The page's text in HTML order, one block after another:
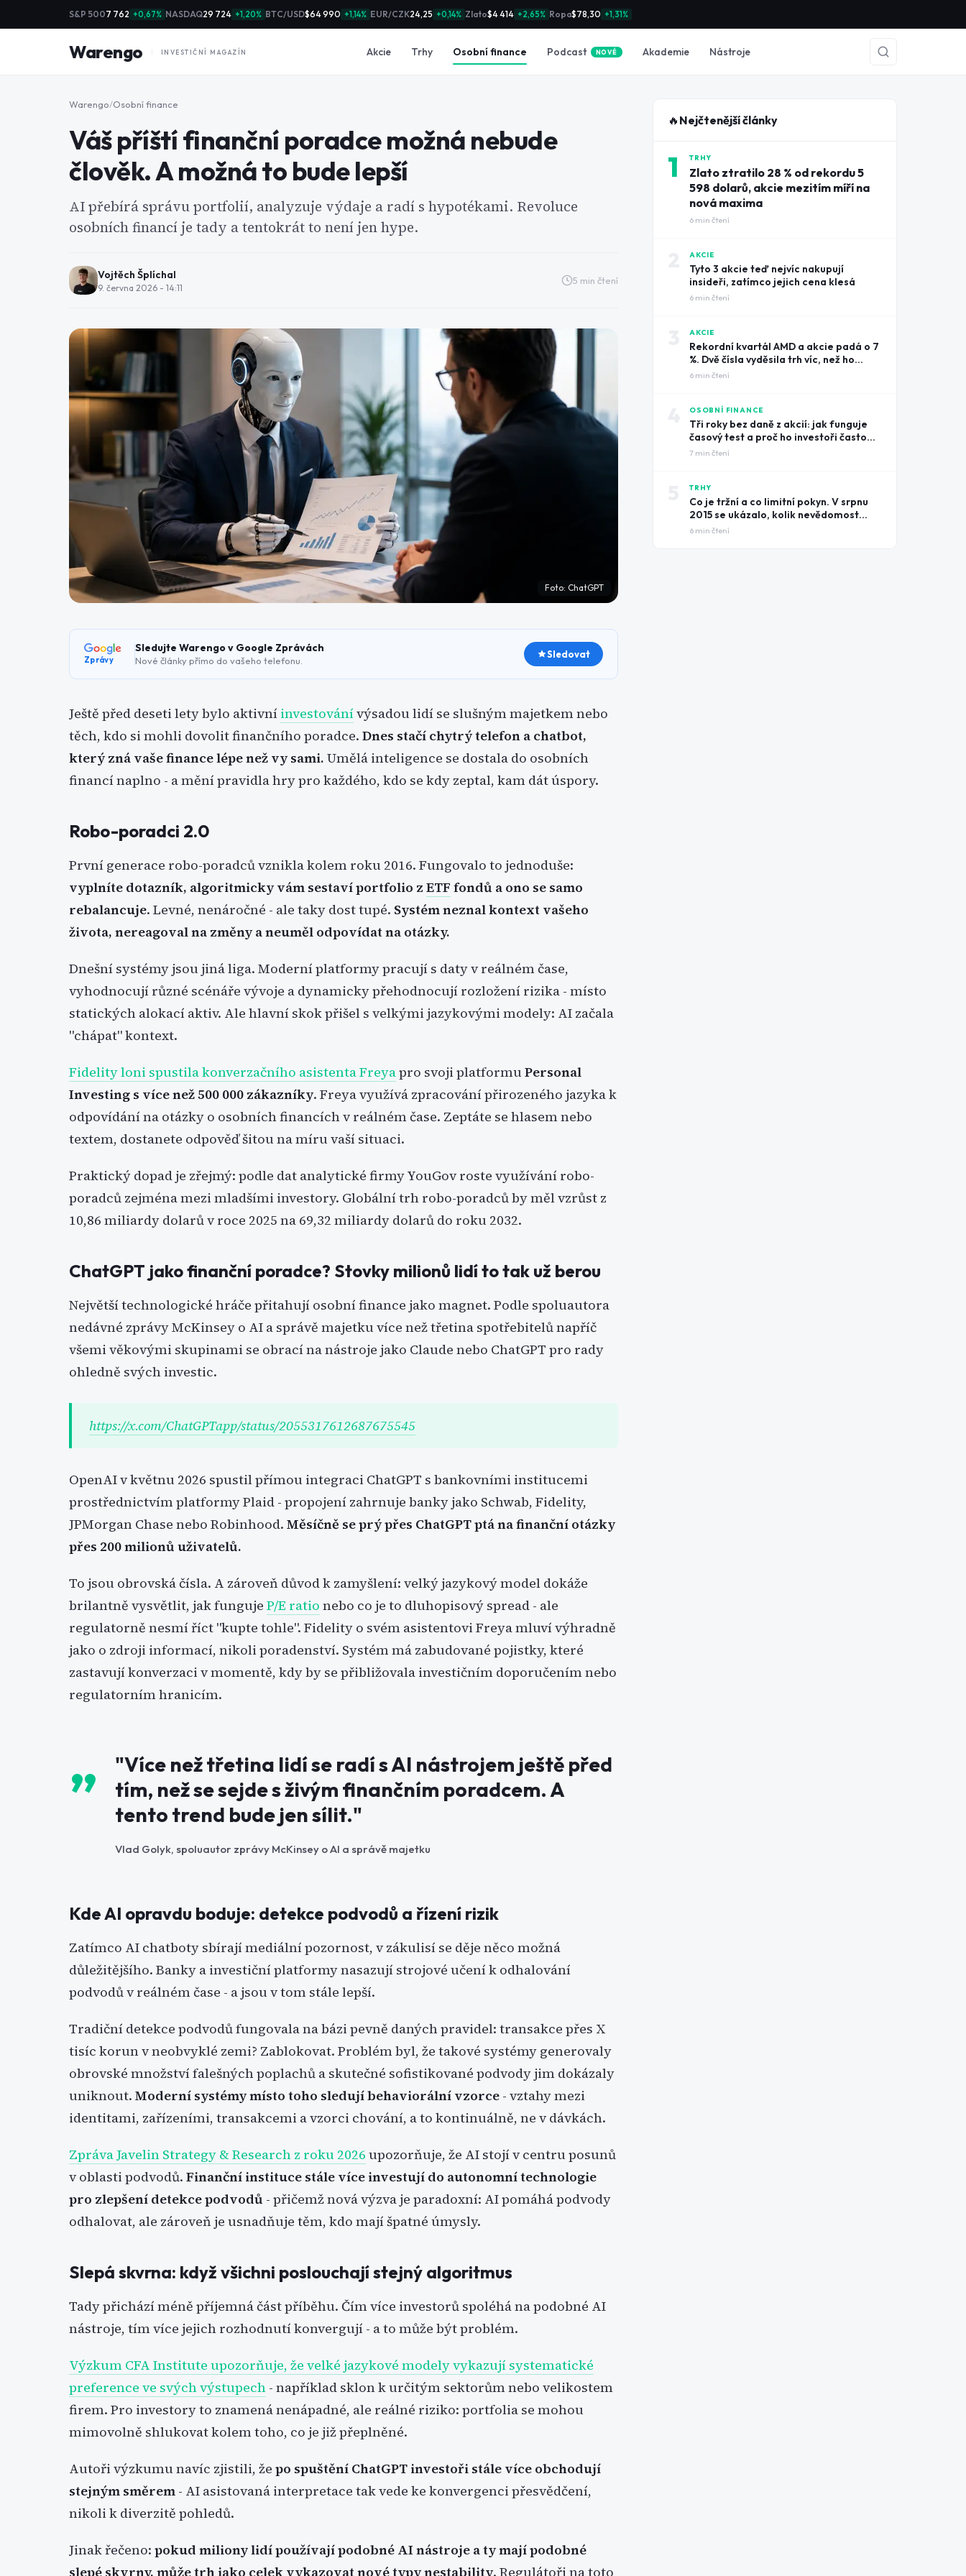
S&P 5007 762 +0,67% NASDAQ29 724 +1,20% BTC/USD$64 990 +1,14% EUR/CZK24,25 +0,14% Zlato$4 414 +2,65% Ropa$78,30 +1,31%
Warengo INVESTIČNÍ MAGAZÍN Akcie Trhy Osobní finance Podcast NOVÉ Akademie Nástroje
Warengo/Osobní finance
Váš příští finanční poradce možná nebude
člověk. A možná to bude lepší
AI přebírá správu portfolií, analyzuje výdaje a radí s hypotékami. Revoluce
osobních financí je tady a tentokrát to není jen hype.
Vojtěch Šplíchal
9. června 2026 - 14:11
5 min čtení
Foto: ChatGPT
Zprávy
Sledujte Warengo v Google Zprávách
Nové články přímo do vašeho telefonu.
Sledovat
Ještě před deseti lety bylo aktivní investovánívýsadou lidí se slušným majetkem nebo
těch, kdo si mohli dovolit finančního poradce. Dnes stačí chytrý telefon a chatbot,
který zná vaše finance lépe než vy sami. Umělá inteligence se dostala do osobních
financí naplno - a mění pravidla hry pro každého, kdo se kdy zeptal, kam dát úspory.
Robo-poradci 2.0
První generace robo-poradců vznikla kolem roku 2016. Fungovalo to jednoduše:
vyplníte dotazník, algoritmicky vám sestaví portfolio z ETF fondů a ono se samo
rebalancuje. Levné, nenáročné - ale taky dost tupé. Systém neznal kontext vašeho
života, nereagoval na změny a neuměl odpovídat na otázky.
Dnešní systémy jsou jiná liga. Moderní platformy pracují s daty v reálném čase,
vyhodnocují různé scénáře vývoje a dynamicky přehodnocují rozložení rizika - místo
statických alokací aktiv. Ale hlavní skok přišel s velkými jazykovými modely: AI začala
"chápat" kontext.
Fidelity loni spustila konverzačního asistenta Freyapro svoji platformuPersonal
Investing s více než 500 000 zákazníky. Freya využívá zpracování přirozeného jazyka k
odpovídání na otázky o osobních financích v reálném čase. Zeptáte se hlasem nebo
textem, dostanete odpověď šitou na míru vaší situaci.
Praktický dopad je zřejmý: podle dat analytické firmy YouGov roste využívání robo-
poradců zejména mezi mladšími investory. Globální trh robo-poradců by měl vzrůst z
10,86 miliardy dolarů v roce 2025 na 69,32 miliardy dolarů do roku 2032.
ChatGPT jako finanční poradce? Stovky milionů lidí to tak už berou
Největší technologické hráče přitahují osobní finance jako magnet. Podle spoluautora
nedávné zprávy McKinsey o AI a správě majetku více než třetina spotřebitelů napříč
všemi věkovými skupinami se obrací na nástroje jako Claude nebo ChatGPT pro rady
ohledně svých investic.
https://x.com/ChatGPTapp/status/2055317612687675545
OpenAI v květnu 2026 spustil přímou integraci ChatGPT s bankovními institucemi
prostřednictvím platformy Plaid - propojení zahrnuje banky jako Schwab, Fidelity,
JPMorgan Chase nebo Robinhood. Měsíčně se prý přes ChatGPT ptá na finanční otázky
přes 200 milionů uživatelů.
To jsou obrovská čísla. A zároveň důvod k zamyšlení: velký jazykový model dokáže
brilantně vysvětlit, jak funguje P/E ratio nebo co je to dluhopisový spread - ale
regulatorně nesmí říct "kupte tohle". Fidelity o svém asistentovi Freya mluví výhradně
jako o zdroji informací, nikoli poradenství. Systém má zabudované pojistky, které
zastavují konverzaci v momentě, kdy by se přibližovala investičním doporučením nebo
regulatorním hranicím.
"Více než třetina lidí se radí s AI nástrojem ještě před
tím, než se sejde s živým finančním poradcem. A
tento trend bude jen sílit."
Vlad Golyk, spoluautor zprávy McKinsey o AI a správě majetku
Kde AI opravdu boduje: detekce podvodů a řízení rizik
Zatímco AI chatboty sbírají mediální pozornost, v zákulisí se děje něco možná
důležitějšího. Banky a investiční platformy nasazují strojové učení k odhalování
podvodů v reálném čase - a jsou v tom stále lepší.
Tradiční detekce podvodů fungovala na bázi pevně daných pravidel: transakce přes X
tisíc korun v neobvyklé zemi? Zablokovat. Problém byl, že takové systémy generovaly
obrovské množství falešných poplachů a skutečné sofistikované podvody jim dokázaly
uniknout. Moderní systémy místo toho sledují behaviorální vzorce - vztahy mezi
identitami, zařízeními, transakcemi a vzorci chování, a to kontinuálně, ne v dávkách.
Zpráva Javelin Strategy & Research z roku 2026 upozorňuje, že AI stojí v centru posunů
v oblasti podvodů. Finanční instituce stále více investují do autonomní technologie
pro zlepšení detekce podvodů - přičemž nová výzva je paradoxní: AI pomáhá podvody
odhalovat, ale zároveň je usnadňuje těm, kdo mají špatné úmysly.
Slepá skvrna: když všichni poslouchají stejný algoritmus
Tady přichází méně příjemná část příběhu. Čím více investorů spoléhá na podobné AI
nástroje, tím více jejich rozhodnutí konvergují - a to může být problém.
Výzkum CFA Institute upozorňuje, že velké jazykové modely vykazují systematické
preference ve svých výstupech - například sklon k určitým sektorům nebo velikostem
firem. Pro investory to znamená nenápadné, ale reálné riziko: portfolia se mohou
mimovolně shlukovat kolem toho, co je již přeplněné.
Autoři výzkumu navíc zjistili, že po spuštění ChatGPT investoři stále více obchodují
stejným směrem - AI asistovaná interpretace tak vede ke konvergenci přesvědčení,
nikoli k diverzitě pohledů.
Jinak řečeno: pokud miliony lidí používají podobné AI nástroje a ty mají podobné
slepé skvrny, může trh jako celek vykazovat nové typy nestability. Regulátoři na toto
🔥 Nejčtenější články
1 TRHY
Zlato ztratilo 28 % od rekordu 5
598 dolarů, akcie mezitím míří na
nová maxima
6 min čtení
AKCIE
Tyto 3 akcie teď nejvíc nakupují
insideři, zatímco jejich cena klesá
6 min čtení
AKCIE
Rekordní kvartál AMD a akcie padá o 7
%. Dvě čísla vyděsila trh víc, než ho
potěšily tržby
6 min čtení
OSOBNÍ FINANCE
Tři roky bez daně z akcií: jak funguje
časový test a proč ho investoři často
prošvihnou
7 min čtení
TRHY
Co je tržní a co limitní pokyn. V srpnu
2015 se ukázalo, kolik nevědomost
může stát
6 min čtení